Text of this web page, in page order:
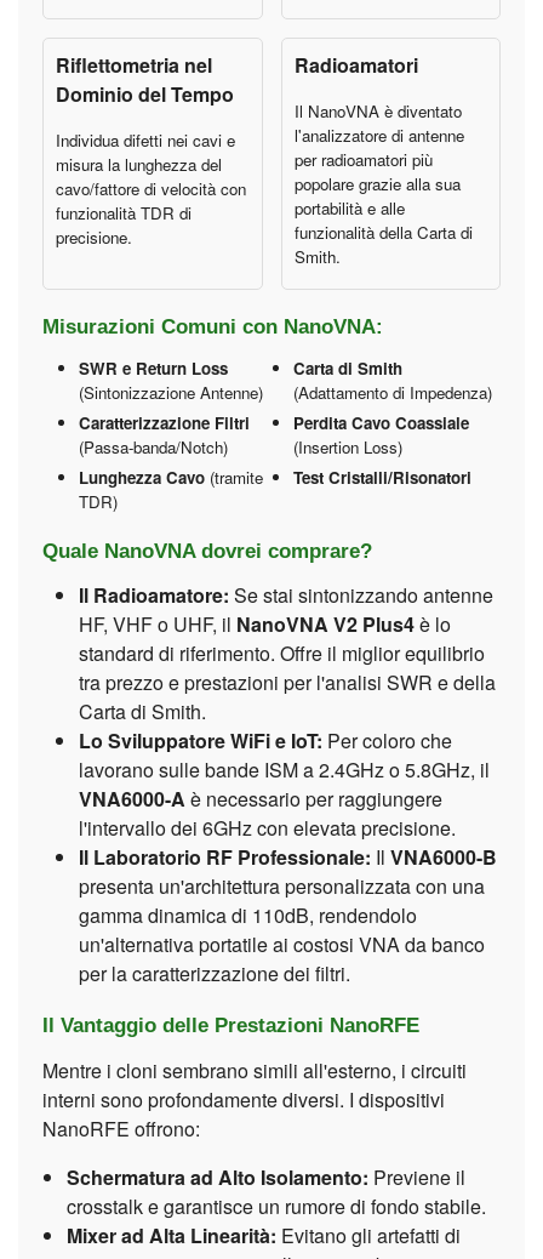
Riflettometria nel
Dominio del Tempo
Individua difetti nei cavi e
misura la lunghezza del
cavo/fattore di velocità con
funzionalità TDR di
precisione.
Radioamatori
Il NanoVNA è diventato
l'analizzatore di antenne
per radioamatori più
popolare grazie alla sua
portabilità e alle
funzionalità della Carta di
Smith.
Misurazioni Comuni con NanoVNA:
SWR e Return Loss
(Sintonizzazione Antenne)
Carta di Smith
(Adattamento di Impedenza)
Caratterizzazione Filtri
(Passa-banda/Notch)
Perdita Cavo Coassiale
(Insertion Loss)
Lunghezza Cavo (tramite
TDR)
Test Cristalli/Risonatori
Quale NanoVNA dovrei comprare?
Il Radioamatore: Se stai sintonizzando antenne
HF, VHF o UHF, il NanoVNA V2 Plus4è lo
standard di riferimento. Offre il miglior equilibrio
tra prezzo e prestazioni per l'analisi SWR e della
Carta di Smith.
Lo Sviluppatore WiFi e IoT: Per coloro che
lavorano sulle bande ISM a 2.4GHz o 5.8GHz, il
VNA6000-A è necessario per raggiungere
l'intervallo dei 6GHz con elevata precisione.
Il Laboratorio RF Professionale: Il VNA6000-B
presenta un'architettura personalizzata con una
gamma dinamica di 110dB, rendendolo
un'alternativa portatile ai costosi VNA da banco
per la caratterizzazione dei filtri.
Il Vantaggio delle Prestazioni NanoRFE
Mentre i cloni sembrano simili all'esterno, i circuiti
interni sono profondamente diversi. I dispositivi
NanoRFE offrono:
Schermatura ad Alto Isolamento: Previene il
crosstalk e garantisce un rumore di fondo stabile.
Mixer ad Alta Linearità: Evitano gli artefatti di